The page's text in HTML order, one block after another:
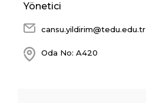
Yönetici
cansu.yildirim@tedu.edu.tr
Oda No: A420